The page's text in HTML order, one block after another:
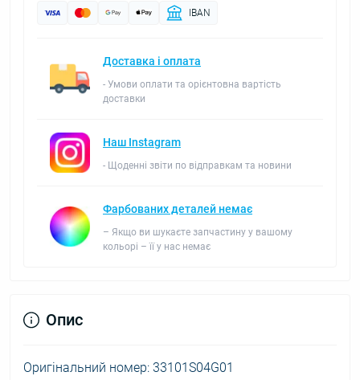
IBAN
Доставка і оплата
- Умови оплати та орієнтовна вартість
доставки
Наш Instagram
- Щоденні звіти по відправкам та новини
Фарбованих деталей немає
– Якщо ви шукаєте запчастину у вашому
кольорі – її у нас немає
Опис
Оригінальний номер: 33101S04G01